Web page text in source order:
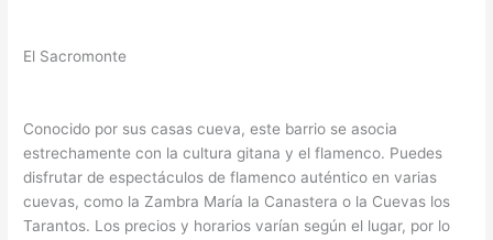
El Sacromonte
Conocido por sus casas cueva, este barrio se asocia
estrechamente con la cultura gitana y el flamenco. Puedes
disfrutar de espectáculos de flamenco auténtico en varias
cuevas, como la Zambra María la Canastera o la Cuevas los
Tarantos. Los precios y horarios varían según el lugar, por lo